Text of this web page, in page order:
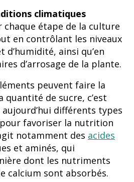
climatiques
chaque étape de la culture
en contrôlant les niveaux
ainsi qu’en
d’arrosage de la plante.
peuvent faire la
quantité de sucre, c’est
différents types
favoriser la nutrition
notamment des acides
et aminés, qui
dont les nutriments
calcium sont absorbés.